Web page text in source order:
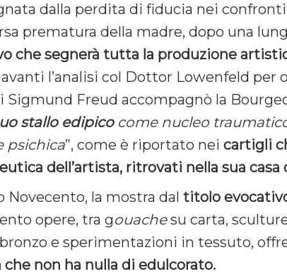
dalla perdita di fiducia nei
prematura della madre, dopo una
che segnerà tutta la produzione
l’analisi col Dottor Lowenfeld per
Sigmund Freud accompagnò la
stallo edipicocome nucleo
psichica”, come è riportato nei cartigli
dell’artista, ritrovati nella sua casa
Novecento, la mostra dal titolo
opere, tra gouachesu carta,
e sperimentazioni in tessuto,
non ha nulla di edulcorato.